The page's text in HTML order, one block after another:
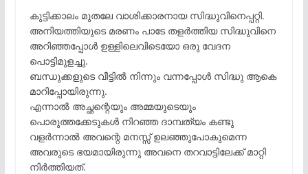
കുട്ടിക്കാലം മുതലേ വാശിക്കാരനായ സിദ്ധുവിനെപ്പറ്റി.
അനിയത്തിയുടെ മരണം പാടേ തളർത്തിയ സിദ്ധുവിനെ
അറിഞ്ഞപ്പോൾ ഉള്ളിലെവിടെയോ ഒരു വേദന
പൊട്ടിമുളച്ചു.
ബന്ധുക്കളുടെ വീട്ടിൽ നിന്നും വന്നപ്പോൾ സിദ്ധു ആകെ
മാറിപ്പോയിരുന്നു.
എന്നാൽ അച്ഛന്റെയും അമ്മയുടെയും
പൊരുത്തക്കേടുകൾ നിറഞ്ഞ ദാമ്പത്യം കണ്ടു
വളർന്നാൽ അവന്റെ മനസ്സ് ഉലഞ്ഞുപോകുമെന്ന
അവരുടെ ഭയമായിരുന്നു അവനെ തറവാട്ടിലേക്ക് മാറ്റി
നിർത്തിയത്.